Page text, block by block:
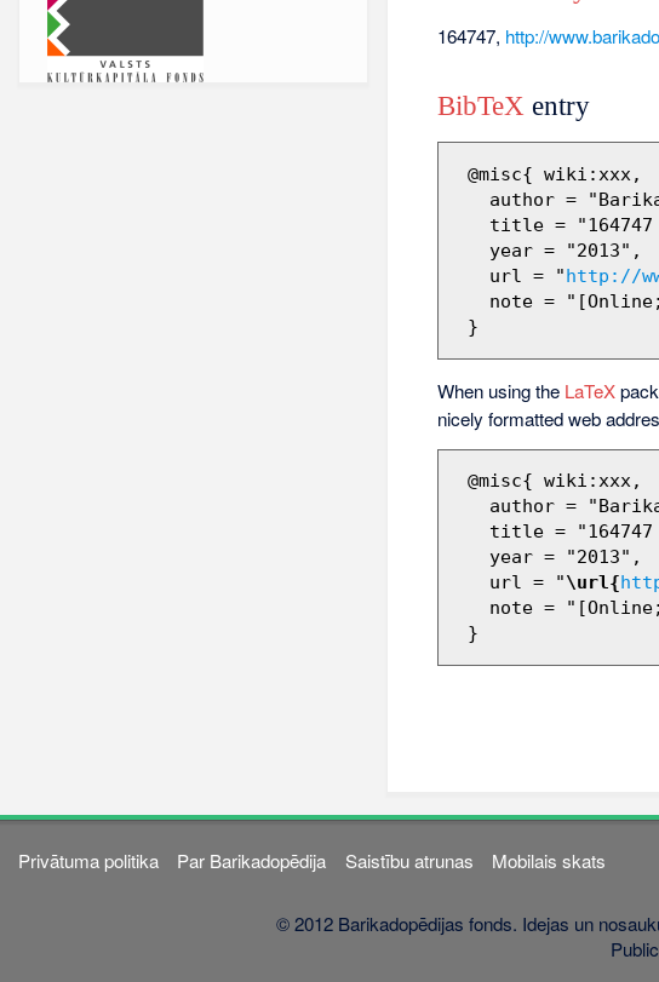
164747, http://
BibTeX entry
   url = "
http://
When using the LaTeX
nicely formatted web
   url = "
\url{
Privātuma politika Par Barikadopēdija Saistību atrunas Mobilais skats
© 2012 Barikadopēdijas fonds. Idejas un